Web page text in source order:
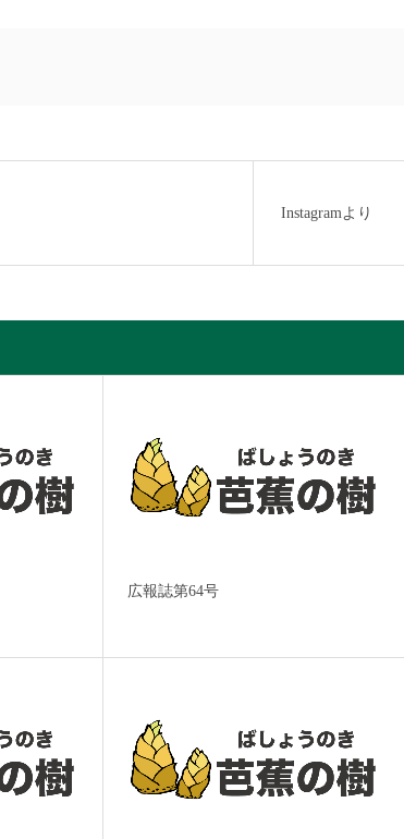
Instagramより
広報誌第64号